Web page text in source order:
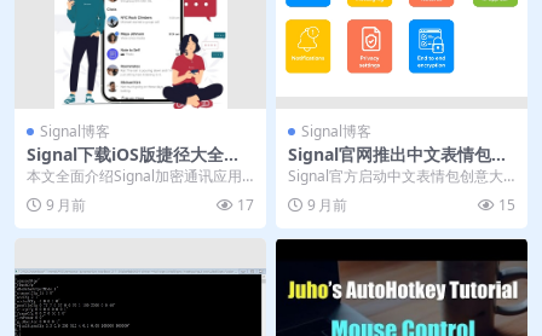
Signal博客
Signal下载iOS版捷径大全｜
官网Siri语音指令
本文全面介绍Signal加密通讯应用
的iOS版使用指南，涵盖从官方下
载、界面设置...
9 月前 17
Signal博客
Signal官网推出中文表情包大
赛｜下载赢USDT
Signal官方启动中文表情包创意大
赛，面向全球创作者征集融合中国
文化特色的原创...
9 月前 15